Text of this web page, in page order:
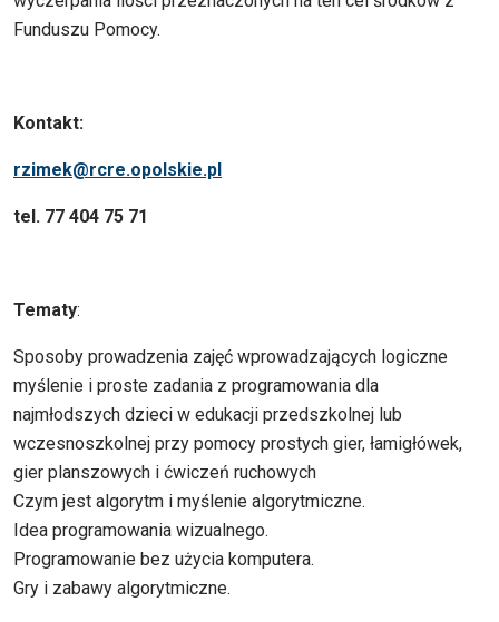
Funduszu Pomocy.
Kontakt:
rzimek@rcre.opolskie.pl
tel. 77 404 75 71
Tematy:
Sposoby prowadzenia zajęć wprowadzających logiczne
myślenie i proste zadania z programowania dla
najmłodszych dzieci w edukacji przedszkolnej lub
wczesnoszkolnej przy pomocy prostych gier, łamigłówek,
gier planszowych i ćwiczeń ruchowych
Czym jest algorytm i myślenie algorytmiczne.
Idea programowania wizualnego.
Programowanie bez użycia komputera.
Gry i zabawy algorytmiczne.